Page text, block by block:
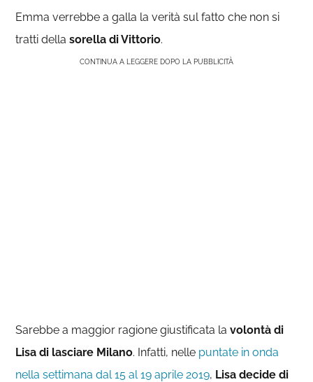
Emma verrebbe a galla la verità sul fatto che non si
tratti dellasorella di Vittorio.
CONTINUA A LEGGERE DOPO LA PUBBLICITÀ
Sarebbe a maggior ragione giustificata lavolontà di
Lisa di lasciare Milano. Infatti, nelle puntate in onda
nella settimana dal 15 al 19 aprile 2019, Lisa decide di